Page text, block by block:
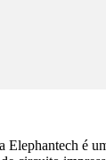
Elephantech é